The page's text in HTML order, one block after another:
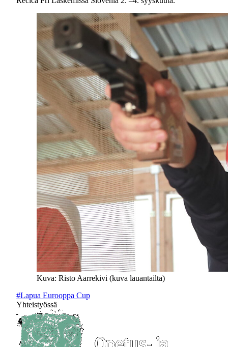
Kuva: Risto Aarrekivi (kuva lauantailta)
#Lapua Eurooppa Cup
Yhteistyössä